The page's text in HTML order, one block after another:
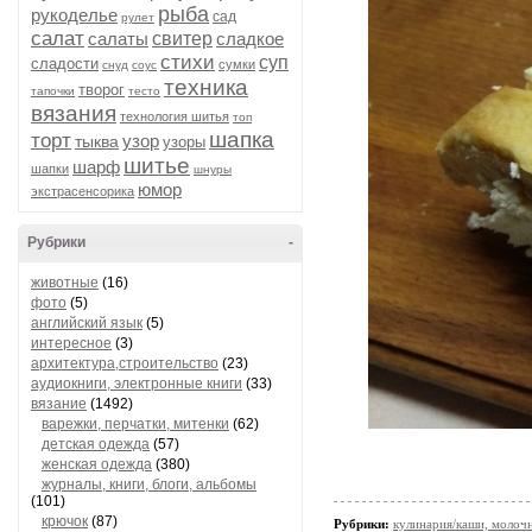
рукоделье рулет рыба сад
салатсалаты свитерсладкое
сладости снуд соус стихи сумки суп
тапочки творог тесто техника
вязания технология шитья топ
торттыква узор узоры шапка
шапки шарф шитье шнуры
экстрасенсорика юмор
-
Рубрики
животные (16)
фото (5)
английский язык (5)
интересное (3)
архитектура,строительство (23)
аудиокниги, электронные книги (33)
вязание (1492)
варежки, перчатки, митенки (62)
детская одежда (57)
женская одежда (380)
журналы, книги, блоги, альбомы
(101)
крючок (87) Рубрики: кулинария/каши,